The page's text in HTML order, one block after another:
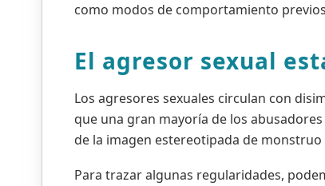
como modos de comportamiento
El agresor sexual
Los agresores sexuales circulan con
que una gran mayoría de los
de la imagen estereotipada de
Para trazar algunas regularidades,